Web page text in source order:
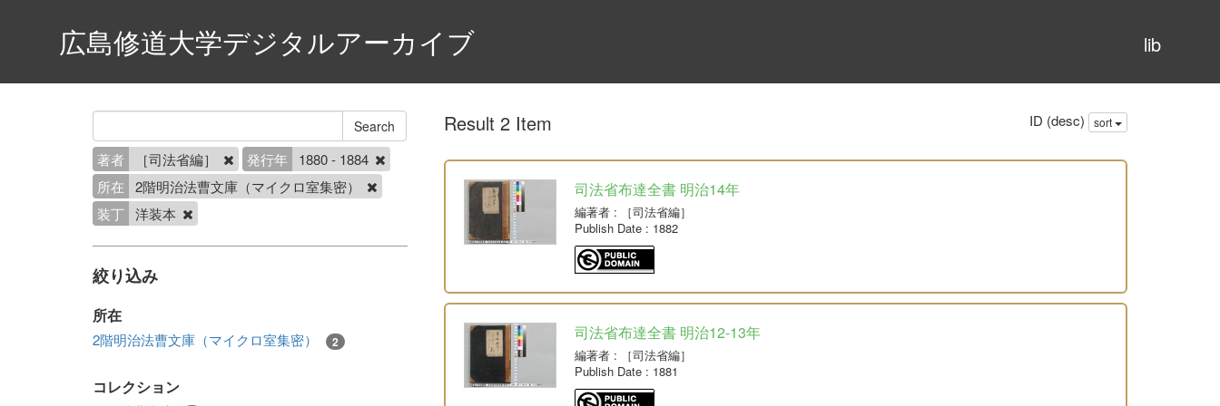
lib
広島修道大学デジタルアーカイブ
著者 ［司法省編］ 発行年
1880 - 1884
所在
2階明治法曹文庫（マイクロ室集密）
装丁 洋装本
絞り込み
所在
2階明治法曹文庫（マイクロ室集密） 2
コレクション
Result 2 Item ID (desc) sort
司法省布達全書 明治14年
編著者: ［司法省編］
Publish Date: 1882
司法省布達全書 明治12-13年
編著者: ［司法省編］
Publish Date: 1881